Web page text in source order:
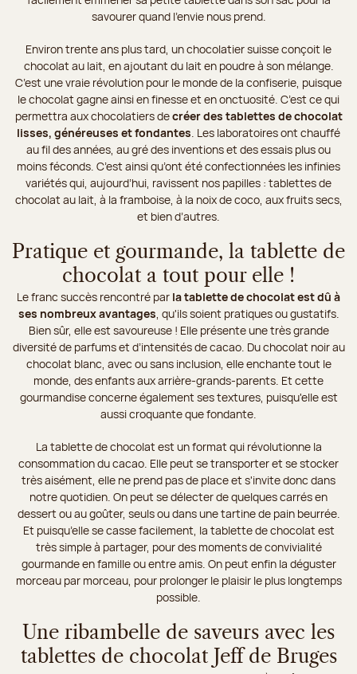
savourer quand l’envie nous prend.
Environ trente ans plus tard, un chocolatier suisse conçoit le
chocolat au lait, en ajoutant du lait en poudre à son mélange.
C’est une vraie révolution pour le monde de la confiserie, puisque
le chocolat gagne ainsi en finesse et en onctuosité. C’est ce qui
permettra aux chocolatiers decréer des tablettes de chocolat
lisses, généreuses et fondantes. Les laboratoires ont chauffé
au fil des années, au gré des inventions et des essais plus ou
moins féconds. C’est ainsi qu’ont été confectionnées les infinies
variétés qui, aujourd’hui, ravissent nos papilles : tablettes de
chocolat au lait, à la framboise, à la noix de coco, aux fruits secs,
et bien d’autres.
Pratique et gourmande, la tablette de
chocolat a tout pour elle !
Le franc succès rencontré par la tablette de chocolat est dû à
ses nombreux avantages, qu'ils soient pratiques ou gustatifs.
Bien sûr, elle est savoureuse ! Elle présente une très grande
diversité de parfums et d’intensités de cacao. Du chocolat noir au
chocolat blanc, avec ou sans inclusion, elle enchante tout le
monde, des enfants aux arrière-grands-parents. Et cette
gourmandise concerne également ses textures, puisqu'elle est
aussi croquante que fondante.
La tablette de chocolat est un format qui révolutionne la
consommation du cacao. Elle peut se transporter et se stocker
très aisément, elle ne prend pas de place et s'invite donc dans
notre quotidien. On peut se délecter de quelques carrés en
dessert ou au goûter, seuls ou dans une tartine de pain beurrée.
Et puisqu’elle se casse facilement, la tablette de chocolat est
très simple à partager, pour des moments de convivialité
gourmande en famille ou entre amis. On peut enfin la déguster
morceau par morceau, pour prolonger le plaisir le plus longtemps
possible.
Une ribambelle de saveurs avec les
tablettes de chocolat Jeff de Bruges